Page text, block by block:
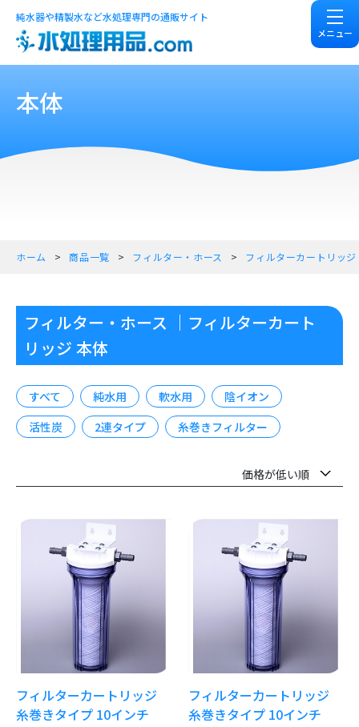
純水器や精製水など水処理専門の通販サイト
メニュー
本体
ホーム 商品一覧 フィルター・ホース フィルターカートリッジ
フィルター・ホース ｜フィルターカート
リッジ 本体
すべて 純水用 軟水用
陰イオン
活性炭
2連タイプ 糸巻きフィルター
フィルターカートリッジ
糸巻きタイプ 10インチ
フィルターカートリッジ
糸巻きタイプ 10インチ